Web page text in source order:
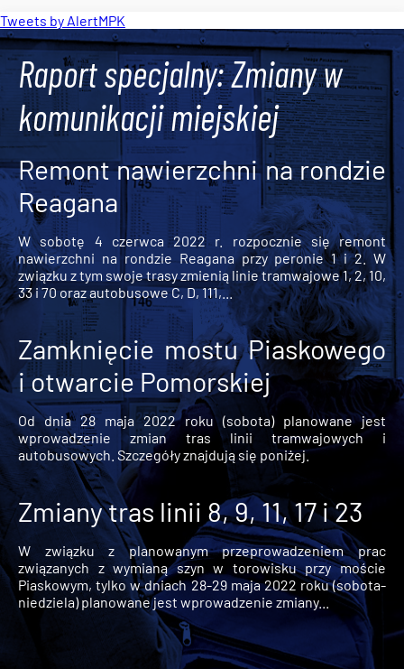
Tweets by AlertMPK
Raport specjalny: Zmiany w
komunikacji miejskiej
Remont nawierzchni na rondzie
Reagana
W sobotę 4 czerwca 2022 r. rozpocznie się remont
nawierzchni na rondzie Reagana przy peronie 1 i 2. W
związku z tym swoje trasy zmienią linie tramwajowe 1, 2, 10,
33 i 70 oraz autobusowe C, D, 111,...
Zamknięcie mostu Piaskowego
i otwarcie Pomorskiej
Od dnia 28 maja 2022 roku (sobota) planowane jest
wprowadzenie zmian tras linii tramwajowych i
autobusowych. Szczegóły znajdują się poniżej.
Zmiany tras linii 8, 9, 11, 17 i 23
W związku z planowanym przeprowadzeniem prac
związanych z wymianą szyn w torowisku przy moście
Piaskowym, tylko w dniach 28-29 maja 2022 roku (sobota-
niedziela) planowane jest wprowadzenie zmiany...